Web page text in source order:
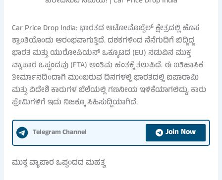
Car Price Drop India: ಭಾರತದ ಆಟೋಮೊಬೈಲ್ ಕ್ಷೇತ್ರದಲ್ಲಿ ಹೊಸ
ಕ್ರಾಂತಿಯೊಂದು ಆರಂಭವಾಗುತ್ತಿದೆ. ದಶಕಗಳಿಂದ ನೆನೆಗುದಿಗೆ ಬಿದ್ದಿದ್ದ
ಭಾರತ ಮತ್ತು ಯುರೋಪಿಯನ್ ಒಕ್ಕೂಟದ (EU) ನಡುವಿನ ಮುಕ್ತ
ವ್ಯಾಪಾರ ಒಪ್ಪಂದವು (FTA) ಅಂತಿಮ ಹಂತಕ್ಕೆ ತಲುಪಿದೆ. ಈ ಐತಿಹಾಸಿಕ
ತೀರ್ಮಾನದಿಂದಾಗಿ ಮುಂಬರುವ ದಿನಗಳಲ್ಲಿ ಭಾರತದಲ್ಲಿ ಐಷಾರಾಮಿ
ಮತ್ತು ವಿದೇಶಿ ಕಾರುಗಳ ಬೆಲೆಯಲ್ಲಿ ಗಣನೀಯ ಇಳಿಕೆಯಾಗಲಿದ್ದು, ಕಾರು
ಪ್ರೇಮಿಗಳಿಗೆ ಇದು ನಿಜಕ್ಕೂ ಸಿಹಿಸುದ್ದಿಯಾಗಿದೆ.
Telegram Channel Join Now
ಮುಕ್ತ ವ್ಯಾಪಾರ ಒಪ್ಪಂದದ ಮಹತ್ವ